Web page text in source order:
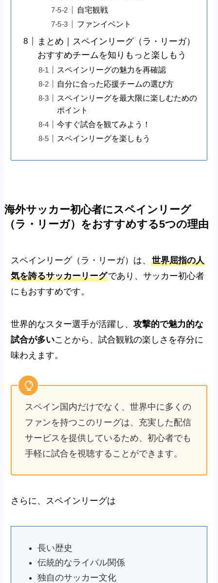
自宅観戦
ファンイベント
まとめ｜スペインリーグ（ラ・リーガ）
おすすめチームを知りもっと楽しもう
スペインリーグの魅力を再確認
自分に合った応援チームの選び方
スペインリーグを最大限に楽しむための
ポイント
今すぐ試合を観てみよう！
スペインリーグを楽しもう
海外サッカー初心者にスペインリーグ
（ラ・リーガ）をおすすめする5つの理由
スペインリーグ（ラ・リーガ）は、世界屈指の人
気を誇るサッカーリーグであり、サッカー初心者
にもおすすめです。
世界的なスター選手が活躍し、攻撃的で魅力的な
試合が多いことから、試合観戦の楽しさを存分に
味わえます。
スペイン国内だけでなく、世界中に多くの
ファンを持つこのリーグは、充実した配信
サービスを提供しているため、初心者でも
手軽に試合を視聴することができます。
さらに、スペインリーグは
長い歴史
伝統的なライバル関係
独自のサッカー文化